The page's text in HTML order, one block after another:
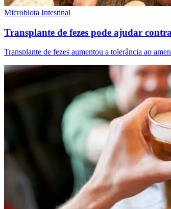
Microbiota Intestinal
Transplante de fezes pode ajudar
Transplante de fezes aumentou a tolerância ao